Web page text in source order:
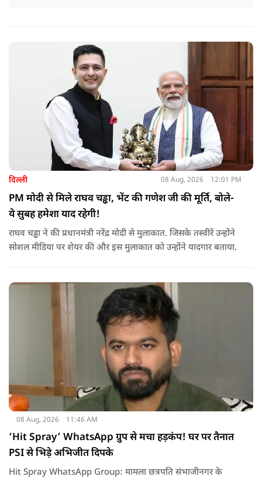
दिल्ली 08 Aug, 2026 12:01 PM
PM मोदी से मिले राघव चड्ढा, भेंट की गणेश जी की मूर्ति, बोले-
ये सुबह हमेशा याद रहेगी!
राघव चड्ढा ने की प्रधानमंत्री नरेंद्र मोदी से मुलाकात. जिसके तस्वीरें उन्होंने
सोशल मीडिया पर शेयर की और इस मुलाकात को उन्होंने यादगार बताया.
08 Aug, 2026 11:46 AM
‘Hit Spray’ WhatsApp ग्रुप से मचा हड़कंप! घर पर तैनात
PSI से भिड़े अभिजीत दिपके
Hit Spray WhatsApp Group: मामला छत्रपति संभाजीनगर के